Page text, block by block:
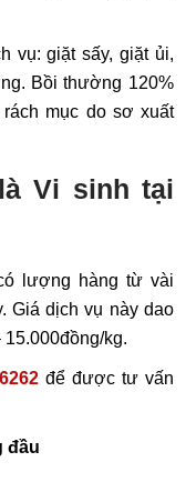
vụ: giặt sấy, giặt ủi,
Bồi thường 120%
mục do sơ xuất
Vi sinh tại
lượng hàng từ vài
Giá dịch vụ này dao
kg.
để được tư vấn
đầu